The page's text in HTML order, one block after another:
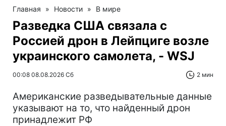
Главная » Новости » В мире
Разведка США связала с
Россией дрон в Лейпциге возле
украинского самолета, - WSJ
00:08 08.08.2026 Сб 2 мин
Американские разведывательные данные
указывают на то, что найденный дрон
принадлежит РФ